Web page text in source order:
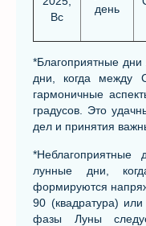
Вс
день
*Благоприятные
дни, когда между
гармоничные
градусов. Это
дел и принятия
лунные дни,
формируются
90 (квадратура)
фазы Луны